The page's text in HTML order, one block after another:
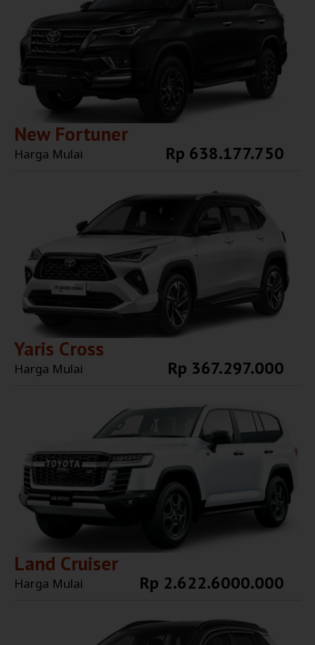
New Fortuner
Harga Mulai Rp 638.177.750
Yaris Cross
Harga Mulai Rp 367.297.000
Land Cruiser
Harga Mulai Rp 2.622.6000.000